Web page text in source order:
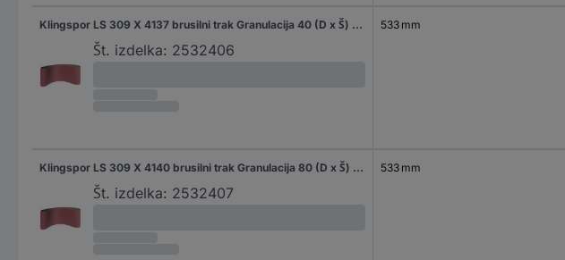
Klingspor LS 309 X 4137 brusilni trak Granulacija 40 (D x Š) 533 mm x 75 mm 10 kos
Št. izdelka: 2532406
533 mm
Klingspor LS 309 X 4140 brusilni trak Granulacija 80 (D x Š) 533 mm x 75 mm 10 kos
Št. izdelka: 2532407
533 mm